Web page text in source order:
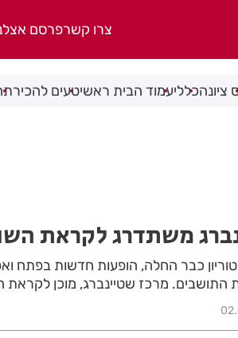
צרו קשרפרסם
ציונהכלליעמוד הבית ראשיטעים להכיר
משתדרג לקראת
כבר החלה, הופעות חדשות בפתח
התושבים. מרכז שטיינברג, מוכן